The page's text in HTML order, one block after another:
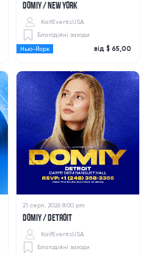
DOMIY / NEW YORK
KaifEventsUSA
Благодійні заходи
Нью-Йорк від $ 65,00
21 серп. 2026 8:00 pm
DOMIY / DETROIT
KaifEventsUSA
Благодійні заходи